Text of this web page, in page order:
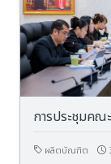
การประชุมค
ผลิตบัณฑิต